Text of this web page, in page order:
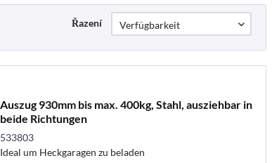
Řazení
Auszug 930mm bis max. 400kg, Stahl, ausziehbar in
beide Richtungen
533803
Ideal um Heckgaragen zu beladen